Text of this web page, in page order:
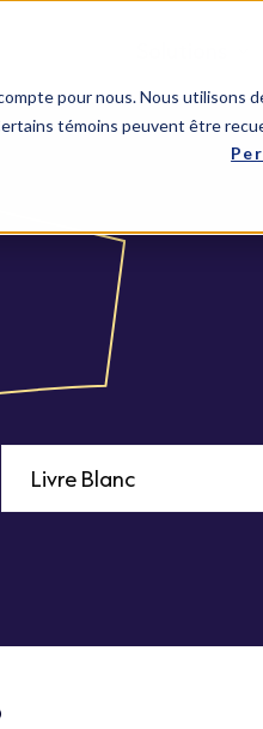
pour nous. Nous utilisons
témoins peuvent être